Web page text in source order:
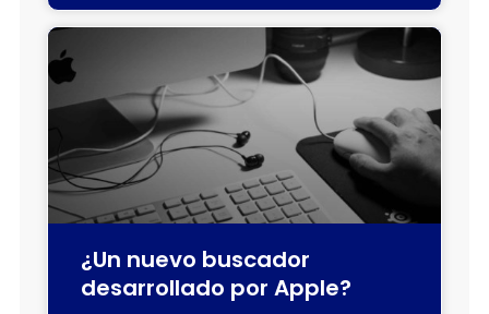
¿Un nuevo buscador
desarrollado por Apple?